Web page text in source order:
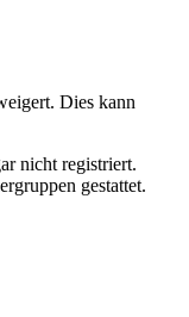
Dies kann
nicht registriert.
gestattet.